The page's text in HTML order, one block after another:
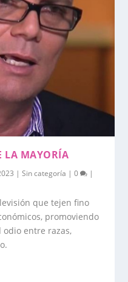
LA MAYORÍA
|Sin categoría |0 |
que tejen fino
promoviendo
entre razas,